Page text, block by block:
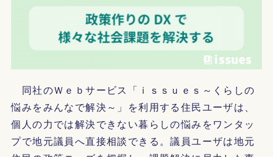
同社のＷｅｂサービス「ｉｓｓｕｅｓ～くらしの
悩みをみんなで解決～」を利用する住民ユーザは、
個人の力では解決できない暮らしの悩みをワンタッ
プで地元議員へ直接相談できる。議員ユーザは地元